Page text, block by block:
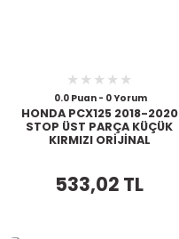
0.0 Puan - 0 Yorum
HONDA PCX125 2018-2020
STOP ÜST PARÇA KÜÇÜK
KIRMIZI ORİJİNAL
533,02 TL